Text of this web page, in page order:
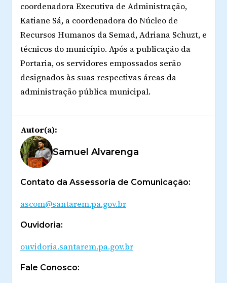
coordenadora Executiva de Administração,
Katiane Sá, a coordenadora do Núcleo de
Recursos Humanos da Semad, Adriana Schuzt, e
técnicos do município. Após a publicação da
Portaria, os servidores empossados serão
designados às suas respectivas áreas da
administração pública municipal.
Autor(a):
Samuel Alvarenga
Contato da Assessoria de Comunicação:
ascom@santarem.pa.gov.br
Ouvidoria:
ouvidoria.santarem.pa.gov.br
Fale Conosco: